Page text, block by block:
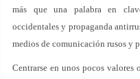
más que una palabra en
occidentales y propaganda
medios de comunicación rusos y
Centrarse en unos pocos valores